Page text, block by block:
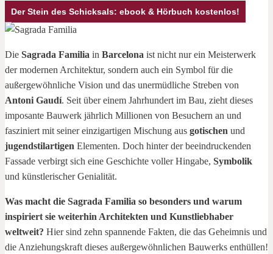
Der Stein des Schicksals: ebook & Hörbuch kostenlos!
Die Sagrada Familia in Barcelona ist nicht nur ein Meisterwerk
der modernen Architektur, sondern auch ein Symbol für die
außergewöhnliche Vision und das unermüdliche Streben von
Antoni Gaudí. Seit über einem Jahrhundert im Bau, zieht dieses
imposante Bauwerk jährlich Millionen von Besuchern an und
fasziniert mit seiner einzigartigen Mischung aus gotischen und
jugendstilartigen Elementen. Doch hinter der beeindruckenden
Fassade verbirgt sich eine Geschichte voller Hingabe, Symbolik
und künstlerischer Genialität.
Was macht die Sagrada Familia so besonders und warum
inspiriert sie weiterhin Architekten und Kunstliebhaber
weltweit? Hier sind zehn spannende Fakten, die das Geheimnis und
die Anziehungskraft dieses außergewöhnlichen Bauwerks enthüllen!